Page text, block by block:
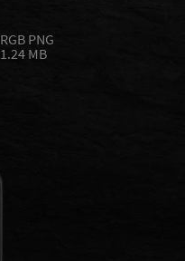
RGB PNG
1.24 MB